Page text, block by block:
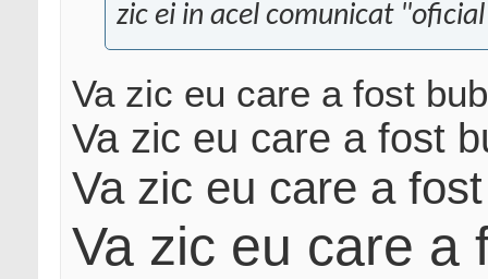
zic ei in acel comunicat
Va zic eu care a fost
Va zic eu care a fost
Va zic eu care a
Va zic eu care a